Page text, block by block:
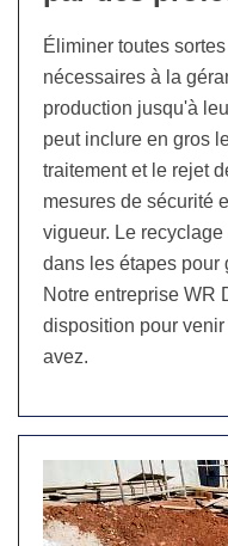
Éliminer toutes
nécessaires à la
production jusqu'à
peut inclure en gros
traitement et le rejet
mesures de sécurité
vigueur. Le
dans les étapes pour
Notre entreprise WR
disposition pour
avez.